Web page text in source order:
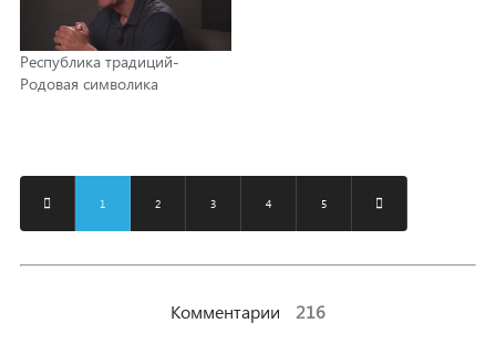
Республика традиций-
Родовая символика
1 2 3 4 5
Комментарии 216